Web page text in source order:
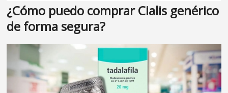
¿Cómo puedo comprar Cialis genérico
de forma segura?